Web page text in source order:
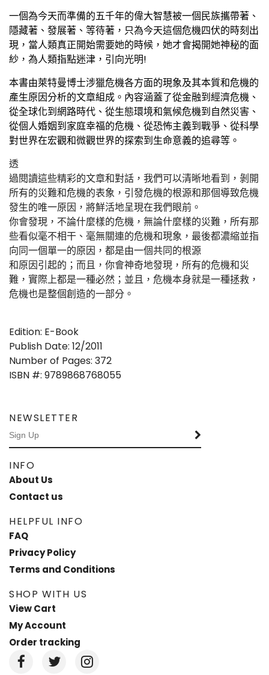
一個為今天而準備的五千年的偉大智慧被一個民族攜帶著、
隱藏著、發展著、等待著，只為今天這個危機四伏的時刻出
現，當人類真正開始需要她的時候，她才會揭開她神秘的面
紗，為人類指點迷津，引向光明!
本書由萊特曼博士涉獵危機各方面的現象及其本質和危機的
產生原因分析的文章組成。內容涵蓋了從金融到經濟危機、
從全球化到網路時代、從生態環境和氣候危機到自然災害、
從個人婚姻到家庭幸福的危機、從恐怖主義到戰爭、從科學
對世界在宏觀和微觀世界的探索到生命意義的追尋等。
透
過閱讀這些精彩的文章和對話，我們可以清晰地看到，剝開
所有的災難和危機的表象，引發危機的根源和那個導致危機
發生的唯一原因，將鮮活地呈現在我們眼前。
你會發現，不論什麼樣的危機，無論什麼樣的災難，所有那
些看似毫不相干、毫無關連的危機和現象，最後都濃縮並指
向同一個單一的原因，都是由一個共同的根源
和原因引起的；而且，你會神奇地發現，所有的危機和災
難，實際上都是一種必然；並且，危機本身就是一種拯救，
危機也是整個創造的一部分。
Edition: E-Book
Publish Date: 12/2011
Number of Pages: 372
ISBN #: 9789868768055
NEWSLETTER
INFO
About Us
Contact us
HELPFUL INFO
FAQ
Privacy Policy
Terms and Conditions
SHOP WITH US
View Cart
My Account
Order tracking